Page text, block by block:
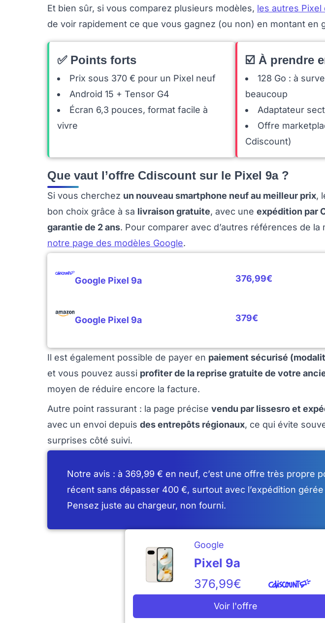
Et bien sûr, si vous comparez plusieurs modèles, les autres Pixel
de voir rapidement ce que vous gagnez (ou non) en montant en
✅ Points forts
Prix sous 370 € pour un Pixel neuf
Android 15 + Tensor G4
Écran 6,3 pouces, format facile à
vivre
☑️ À prendre
128 Go : à
beaucoup
Adaptateur
Offre
Cdiscount)
Que vaut l’offre Cdiscount sur le Pixel 9a ?
Si vous cherchez un nouveau smartphone neuf au meilleur prix,
bon choix grâce à sa livraison gratuite, avec une expédition par
garantie de 2 ans. Pour comparer avec d’autres références de la
notre page des modèles Google.
Google Pixel 9a 376,99€
Google Pixel 9a 379€
Il est également possible de payer en paiement sécurisé
et vous pouvez aussi profiter de la reprise gratuite de votre
moyen de réduire encore la facture.
Autre point rassurant : la page précise vendu par lissesro et
avec un envoi depuis des entrepôts régionaux, ce qui évite
surprises côté suivi.
Notre avis : à 369,99 € en neuf, c’est une offre très propre
récent sans dépasser 400 €, surtout avec l’expédition
Pensez juste au chargeur, non fourni.
Google
Pixel 9a
376,99€
Voir l'offre